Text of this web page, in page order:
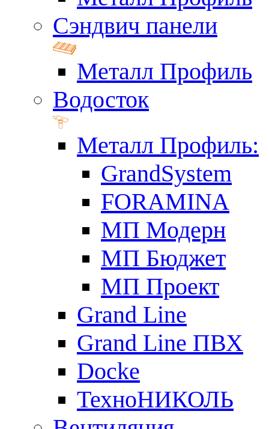
Сэндвич панели
Металл Профиль
Водосток
Металл Профиль:
GrandSystem
FORAMINA
МП Модерн
МП Бюджет
МП Проект
Grand Line
Grand Line ПВХ
Docke
ТехноНИКОЛЬ